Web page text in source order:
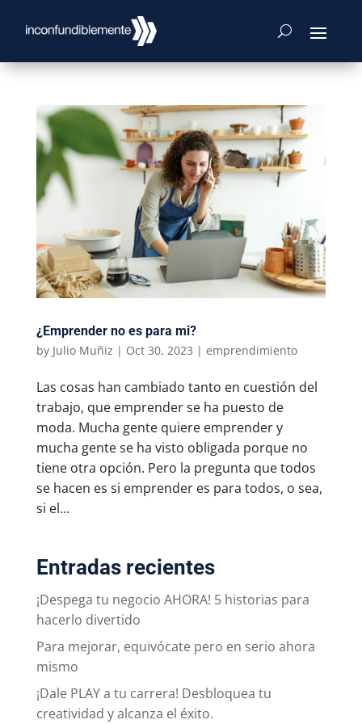
¿Emprender no es para mi?
by Julio Muñiz | Oct 30, 2023 | emprendimiento
Las cosas han cambiado tanto en cuestión del
trabajo, que emprender se ha puesto de
moda. Mucha gente quiere emprender y
mucha gente se ha visto obligada porque no
tiene otra opción. Pero la pregunta que todos
se hacen es si emprender es para todos, o sea,
si el...
Entradas recientes
¡Despega tu negocio AHORA! 5 historias para
hacerlo divertido
Para mejorar, equivócate pero en serio ahora
mismo
¡Dale PLAY a tu carrera! Desbloquea tu
creatividad y alcanza el éxito.